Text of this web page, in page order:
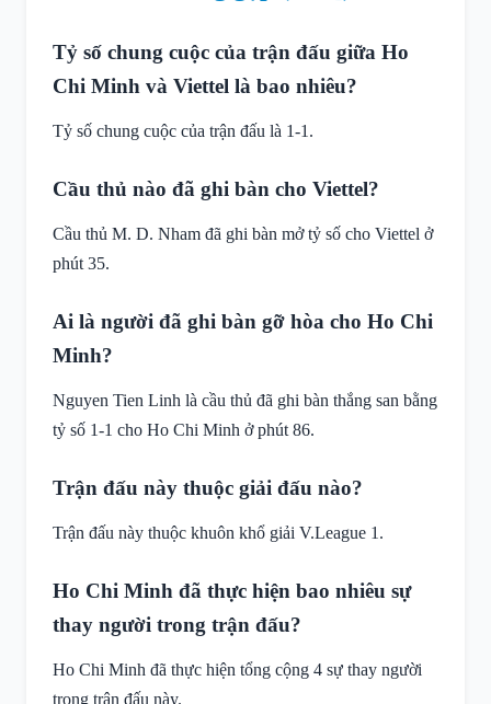
Tỷ số chung cuộc của trận đấu giữa Ho
Chi Minh và Viettel là bao nhiêu?
Tỷ số chung cuộc của trận đấu là 1-1.
Cầu thủ nào đã ghi bàn cho Viettel?
Cầu thủ M. D. Nham đã ghi bàn mở tỷ số cho Viettel ở
phút 35.
Ai là người đã ghi bàn gỡ hòa cho Ho Chi
Minh?
Nguyen Tien Linh là cầu thủ đã ghi bàn thắng san bằng
tỷ số 1-1 cho Ho Chi Minh ở phút 86.
Trận đấu này thuộc giải đấu nào?
Trận đấu này thuộc khuôn khổ giải V.League 1.
Ho Chi Minh đã thực hiện bao nhiêu sự
thay người trong trận đấu?
Ho Chi Minh đã thực hiện tổng cộng 4 sự thay người
trong trận đấu này.